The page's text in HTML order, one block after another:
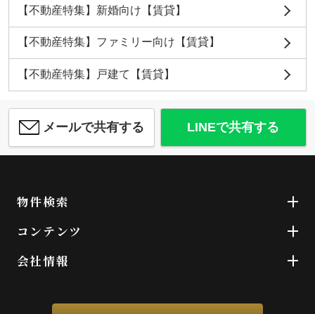
【不動産特集】新婚向け【賃貸】
【不動産特集】ファミリー向け【賃貸】
【不動産特集】戸建て【賃貸】
メールで共有する LINEで共有する
物件検索
コンテンツ
会社情報